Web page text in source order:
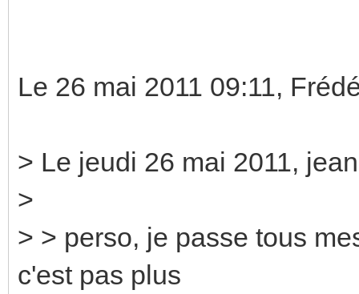
Le 26 mai 2011 09:11,
> Le jeudi 26 mai 2011,
>
> > perso, je passe tous
c'est pas plus